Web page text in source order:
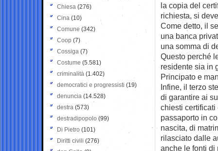
la copia del
richiesta, si
Come detto, il
una banca
una somma di
Questo perché
residente sia in
Principato e
Infine, il terzo
di garantire ai
chiesti certificati
passaporto in
nascita, di
rilasciato dalle
anche le fonti di
Chiesa (276)
Cina (10)
Comune (342)
Coop (7)
Cossiga (7)
Costume (5.581)
criminalità (1.402)
democratici e progressisti (19)
denuncia (14.528)
destra (573)
destradipopolo (99)
Di Pietro (101)
Diritti civili (276)